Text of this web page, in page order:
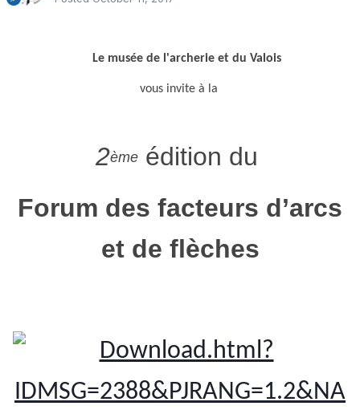
Le musée de l'archerie et du Valois
vous invite à la
2ème édition du
Forum des facteurs d’arcs
et de flèches